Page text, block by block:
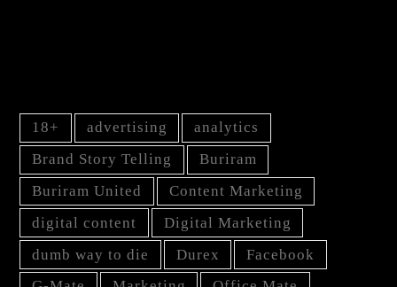
18+ advertising
analytics
Brand Story Telling
Buriram
Buriram United
Content Marketing
digital content
Digital Marketing
dumb way to die
Durex
Facebook